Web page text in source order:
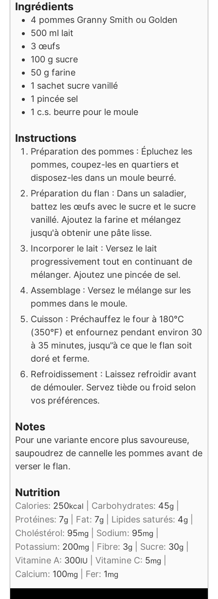
Ingrédients
4 pommes Granny Smith ou Golden
500 ml lait
3 œufs
100 g sucre
50 g farine
1 sachet sucre vanillé
1 pincée sel
1 c.s. beurre pour le moule
Instructions
Préparation des pommes : Épluchez les
pommes, coupez-les en quartiers et
disposez-les dans un moule beurré.
Préparation du flan : Dans un saladier,
battez les œufs avec le sucre et le sucre
vanillé. Ajoutez la farine et mélangez
jusqu'à obtenir une pâte lisse.
Incorporer le lait : Versez le lait
progressivement tout en continuant de
mélanger. Ajoutez une pincée de sel.
Assemblage : Versez le mélange sur les
pommes dans le moule.
Cuisson : Préchauffez le four à 180°C
(350°F) et enfournez pendant environ 30
à 35 minutes, jusqu'’à ce que le flan soit
doré et ferme.
Refroidissement : Laissez refroidir avant
de démouler. Servez tiède ou froid selon
vos préférences.
Notes
Pour une variante encore plus savoureuse,
saupoudrez de cannelle les pommes avant de
verser le flan.
Nutrition
Calories: 250kcal Carbohydrates: 45g
Protéines: 7g Fat: 7g Lipides saturés: 4g
Choléstérol: 95mg Sodium: 95mg
Potassium: 200mg Fibre: 3g Sucre: 30g
Vitamine A: 300IU Vitamine C: 5mg
Calcium: 100mg Fer: 1mg